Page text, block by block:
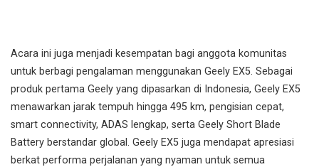
Acara ini juga menjadi kesempatan bagi anggota komunitas
untuk berbagi pengalaman menggunakan Geely EX5. Sebagai
produk pertama Geely yang dipasarkan di Indonesia, Geely EX5
menawarkan jarak tempuh hingga 495 km, pengisian cepat,
smart connectivity, ADAS lengkap, serta Geely Short Blade
Battery berstandar global. Geely EX5 juga mendapat apresiasi
berkat performa perjalanan yang nyaman untuk semua